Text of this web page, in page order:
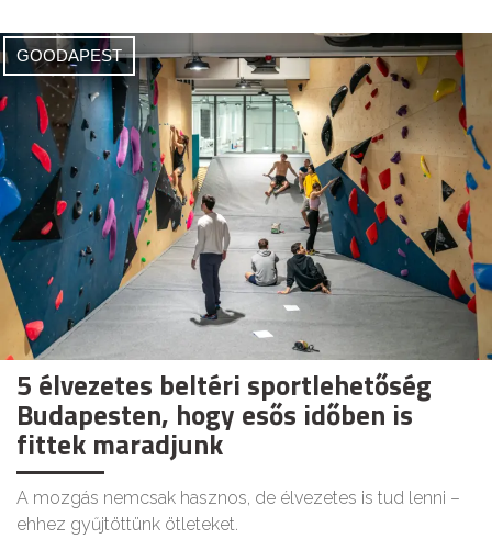
GOODAPEST
5 élvezetes beltéri sportlehetőség
Budapesten, hogy esős időben is
fittek maradjunk
A mozgás nemcsak hasznos, de élvezetes is tud lenni –
ehhez gyűjtöttünk ötleteket.